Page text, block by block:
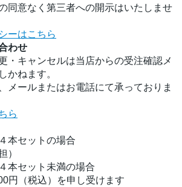
同意なく第三者への開示はいたしませ
ーはこちら
わせ
・キャンセルは当店からの受注確認メ
かねます。
メールまたはお電話にて承っておりま
ら
本セットの場合
）
本セット未満の場合
円（税込）を申し受けます